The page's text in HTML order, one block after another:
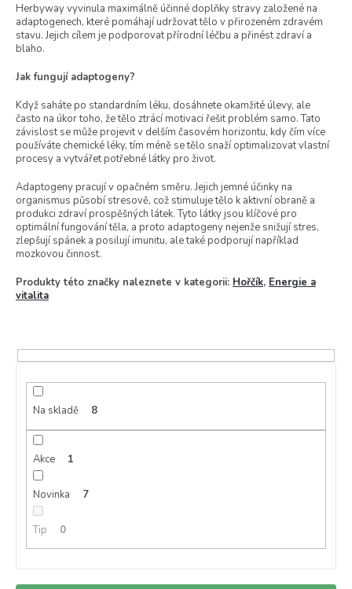
Herbyway vyvinula maximálně účinné doplňky stravy založené na
adaptogenech, které pomáhají udržovat tělo v přirozeném zdravém
stavu. Jejich cílem je podporovat přírodní léčbu a přinést zdraví a
blaho.
Jak fungují adaptogeny?
Když saháte po standardním léku, dosáhnete okamžité úlevy, ale
často na úkor toho, že tělo ztrácí motivaci řešit problém samo. Tato
závislost se může projevit v delším časovém horizontu, kdy čím více
používáte chemické léky, tím méně se tělo snaží optimalizovat vlastní
procesy a vytvářet potřebné látky pro život.
Adaptogeny pracují v opačném směru. Jejich jemné účinky na
organismus působí stresově, což stimuluje tělo k aktivní obraně a
produkci zdraví prospěšných látek. Tyto látky jsou klíčové pro
optimální fungování těla, a proto adaptogeny nejenže snižují stres,
zlepšují spánek a posilují imunitu, ale také podporují například
mozkovou činnost.
Produkty této značky naleznete v kategorii: Hořčík, Energie a
vitalita
Na skladě 8
Akce 1
Novinka 7
Tip 0